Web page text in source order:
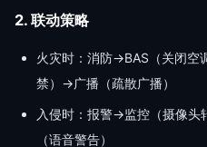
2. 联动策略
火灾时：消防→BAS（关闭空
禁）→广播（疏散广播）
入侵时：报警→监控（摄像
（语音警告）